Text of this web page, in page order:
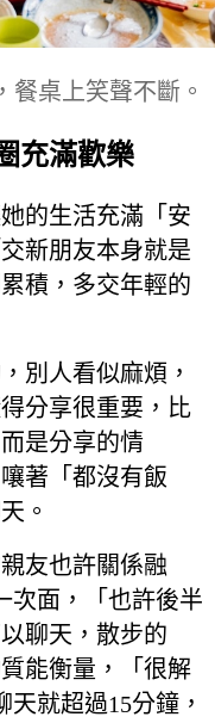
餐桌上笑聲不斷。
充滿歡樂
的生活充滿「安
新朋友本身就是
積，多交年輕的
別人看似麻煩，
分享很重要，比
是分享的情
著「都沒有飯
。
友也許關係融
次面，「也許後半
聊天，散步的
能衡量，「很解
就超過15分鐘，